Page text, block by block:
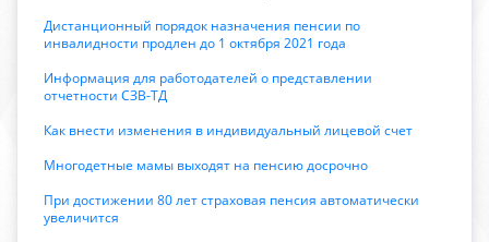
Дистанционный порядок назначения пенсии по
инвалидности продлен до 1 октября 2021 года
Информация для работодателей о представлении
отчетности СЗВ-ТД
Как внести изменения в индивидуальный лицевой счет
Многодетные мамы выходят на пенсию досрочно
При достижении 80 лет страховая пенсия автоматически
увеличится